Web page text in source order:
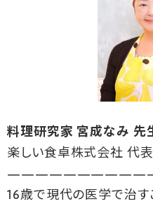
料理研究家 宮成なみ 先
楽しい食卓株式会社 代表
16歳で現代の医学で治